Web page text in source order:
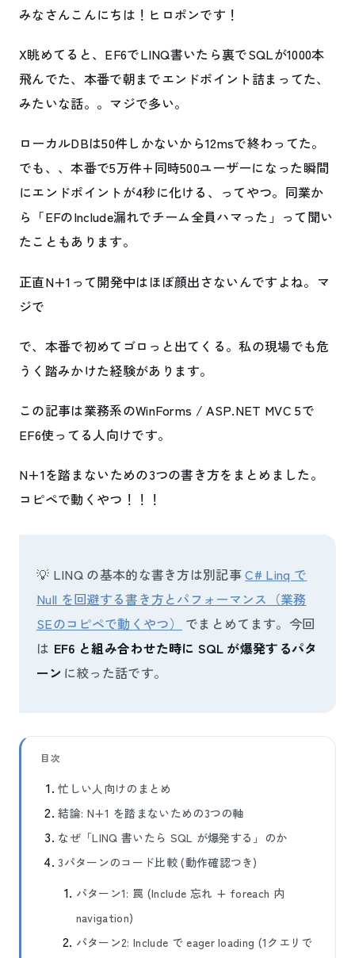
みなさんこんにちは！ヒロポンです！
X眺めてると、EF6でLINQ書いたら裏でSQLが1000本
飛んでた、本番で朝までエンドポイント詰まってた、
みたいな話。。マジで多い。
ローカルDBは50件しかないから12msで終わってた。
でも、、本番で5万件+同時500ユーザーになった瞬間
にエンドポイントが4秒に化ける、ってやつ。同業か
ら「EFのInclude漏れでチーム全員ハマった」って聞い
たこともあります。
正直N+1って開発中はほぼ顔出さないんですよね。マ
ジで
で、本番で初めてゴロっと出てくる。私の現場でも危
うく踏みかけた経験があります。
この記事は業務系のWinForms / ASP.NET MVC 5で
EF6使ってる人向けです。
N+1を踏まないための3つの書き方をまとめました。
コピペで動くやつ！！！
💡 LINQ の基本的な書き方は別記事C# Linq で
Null を回避する書き方とパフォーマンス（業務
SEのコピペで動くやつ）
でまとめてます。今回
は EF6 と組み合わせた時に SQL が爆発するパタ
ーン に絞った話です。
目次
忙しい人向けのまとめ
結論: N+1 を踏まないための3つの軸
なぜ「LINQ 書いたら SQL が爆発する」のか
3パターンのコード比較 (動作確認つき)
パターン1: 罠 (Include 忘れ + foreach 内
navigation)
パターン2: Include で eager loading (1クエリで